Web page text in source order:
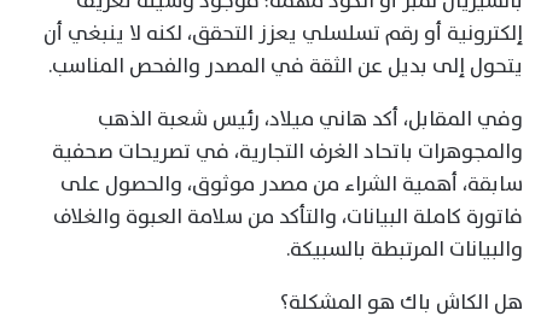
إلكترونية أو رقم تسلسلي يعزز التحقق، لكنه لا ينبغي أن
يتحول إلى بديل عن الثقة في المصدر والفحص المناسب.
وفي المقابل، أكد هاني ميلاد، رئيس شعبة الذهب
والمجوهرات باتحاد الغرف التجارية، في تصريحات صحفية
سابقة، أهمية الشراء من مصدر موثوق، والحصول على
فاتورة كاملة البيانات، والتأكد من سلامة العبوة والغلاف
والبيانات المرتبطة بالسبيكة.
هل الكاش باك هو المشكلة؟